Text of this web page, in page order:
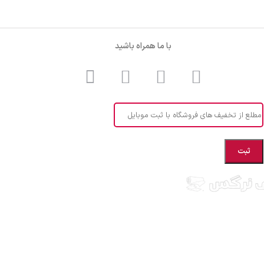
با ما همراه باشید
مطلع از تخفیف های فروشگاه با ثبت موبایل